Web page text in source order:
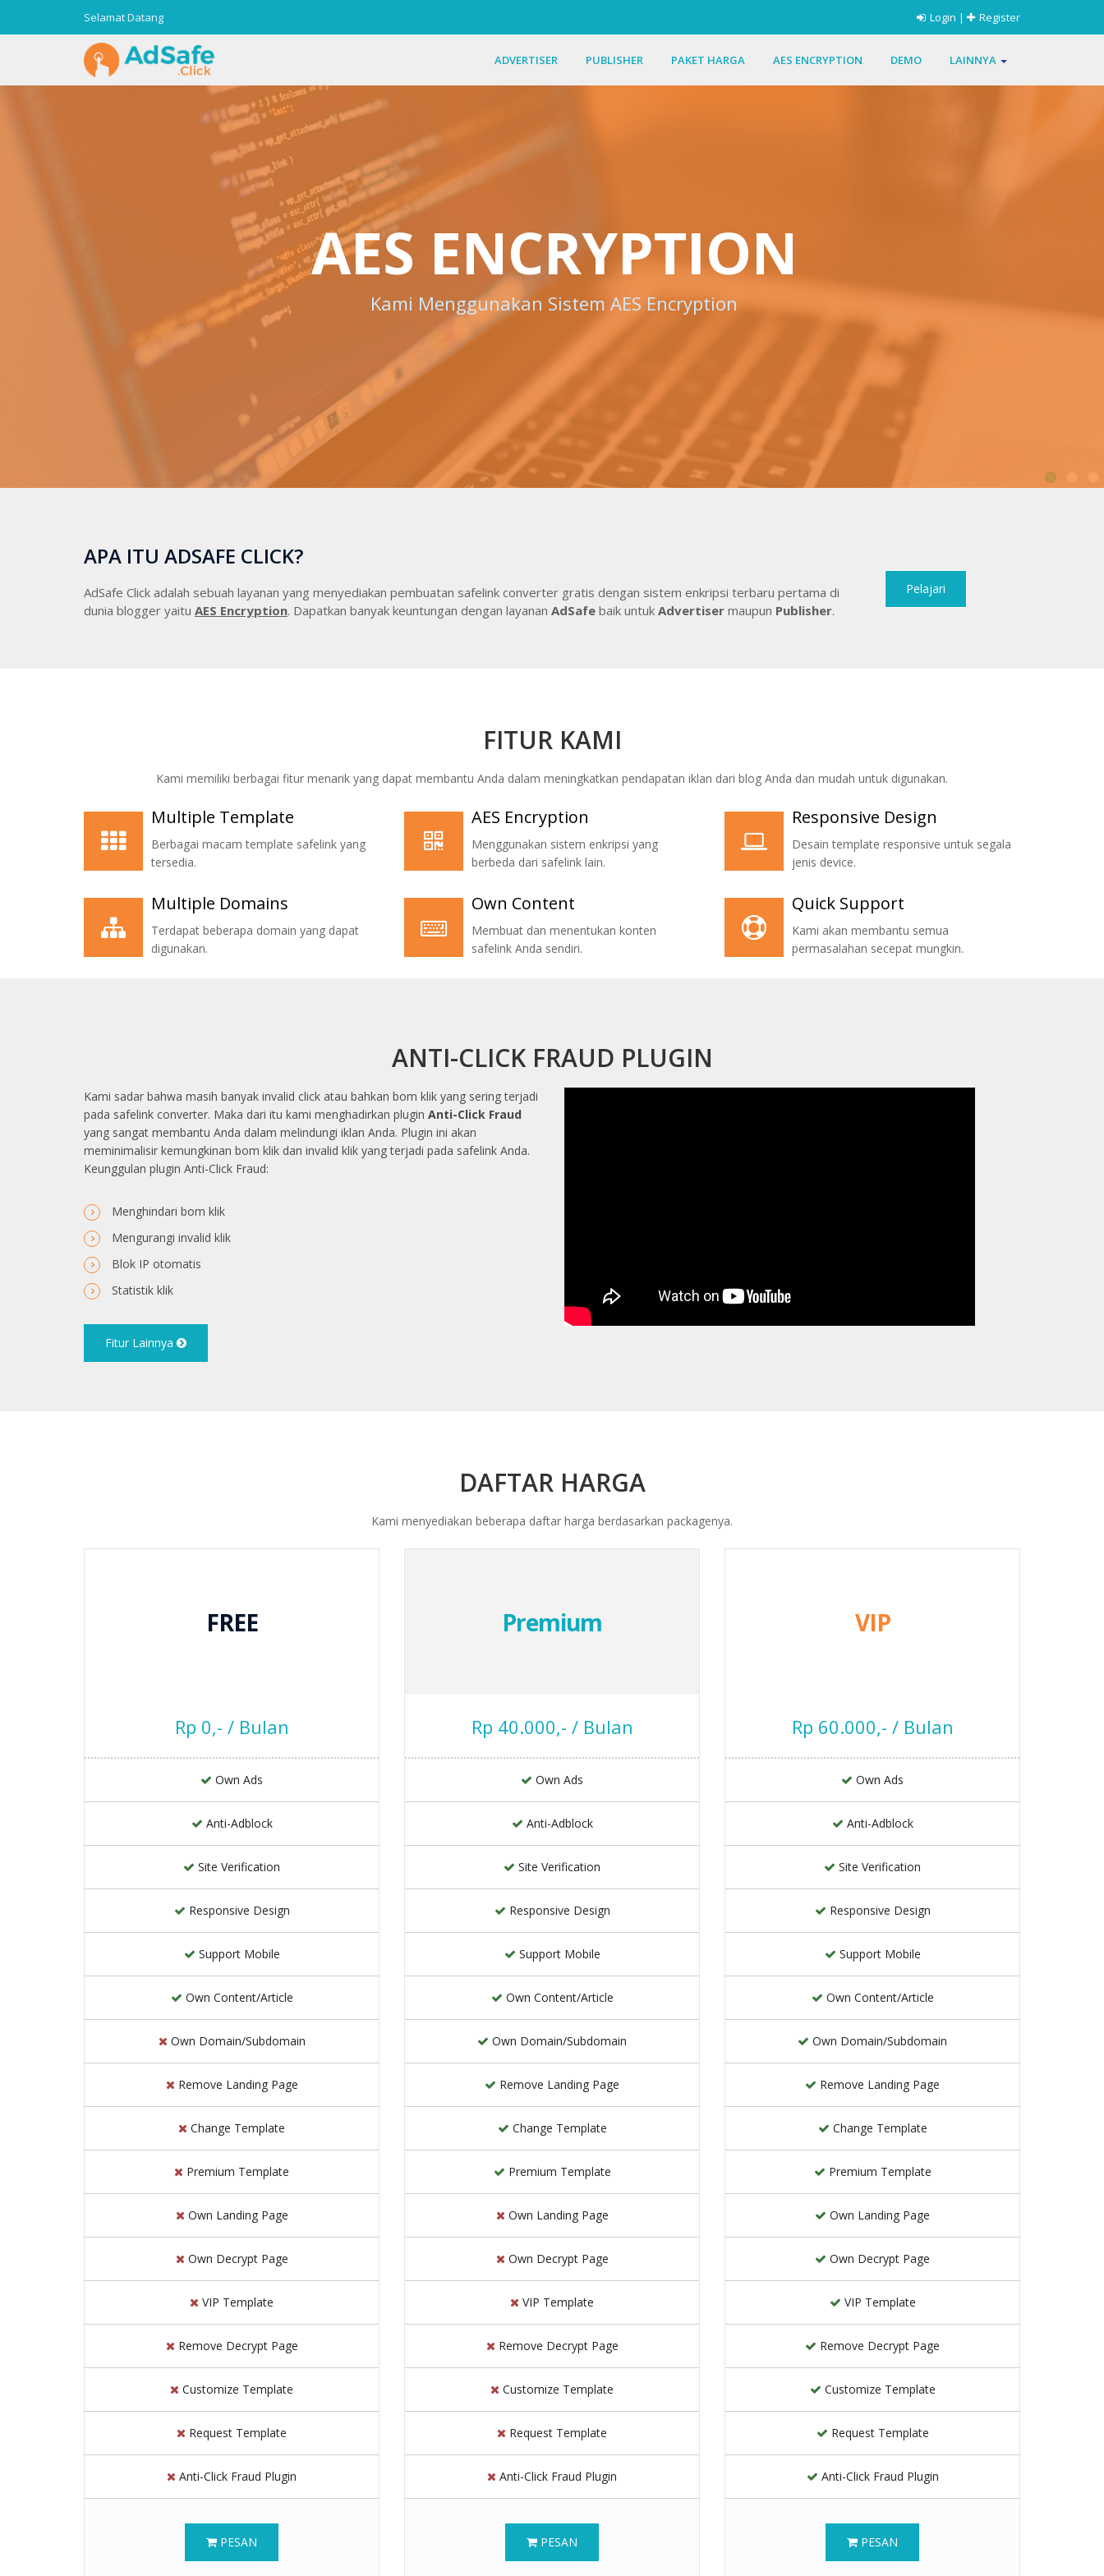
Selamat Datang Login | Register
ADVERTISER PUBLISHER PAKET HARGA AES ENCRYPTION DEMO LAINNYA
AES ENCRYPTION
Kami Menggunakan Sistem AES Encryption
APA ITU ADSAFE CLICK?
AdSafe Click adalah sebuah layanan yang menyediakan pembuatan safelink converter gratis dengan sistem enkripsi terbaru pertama di
dunia blogger yaitu AES Encryption. Dapatkan banyak keuntungan dengan layanan AdSafe baik untuk Advertiser maupun Publisher.
Pelajari
FITUR KAMI
Kami memiliki berbagai fitur menarik yang dapat membantu Anda dalam meningkatkan pendapatan iklan dari blog Anda dan mudah untuk digunakan.
Multiple Template
Berbagai macam template safelink yang
tersedia.
AES Encryption
Menggunakan sistem enkripsi yang
berbeda dari safelink lain.
Responsive Design
Desain template responsive untuk segala
jenis device.
Multiple Domains
Terdapat beberapa domain yang dapat
digunakan.
Own Content
Membuat dan menentukan konten
safelink Anda sendiri.
Quick Support
Kami akan membantu semua
permasalahan secepat mungkin.
ANTI-CLICK FRAUD PLUGIN
Kami sadar bahwa masih banyak invalid click atau bahkan bom klik yang sering terjadi
pada safelink converter. Maka dari itu kami menghadirkan plugin Anti-Click Fraud
yang sangat membantu Anda dalam melindungi iklan Anda. Plugin ini akan
meminimalisir kemungkinan bom klik dan invalid klik yang terjadi pada safelink Anda.
Keunggulan plugin Anti-Click Fraud:
Menghindari bom klik
Mengurangi invalid klik
Blok IP otomatis
Statistik klik
Fitur Lainnya
DAFTAR HARGA
Kami menyediakan beberapa daftar harga berdasarkan packagenya.
FREE
Rp 0,- / Bulan
Own Ads
Anti-Adblock
Site Verification
Responsive Design
Support Mobile
Own Content/Article
Own Domain/Subdomain
Remove Landing Page
Change Template
Premium Template
Own Landing Page
Own Decrypt Page
VIP Template
Remove Decrypt Page
Customize Template
Request Template
Anti-Click Fraud Plugin
PESAN
Premium
Rp 40.000,- / Bulan
Own Ads
Anti-Adblock
Site Verification
Responsive Design
Support Mobile
Own Content/Article
Own Domain/Subdomain
Remove Landing Page
Change Template
Premium Template
Own Landing Page
Own Decrypt Page
VIP Template
Remove Decrypt Page
Customize Template
Request Template
Anti-Click Fraud Plugin
PESAN
VIP
Rp 60.000,- / Bulan
Own Ads
Anti-Adblock
Site Verification
Responsive Design
Support Mobile
Own Content/Article
Own Domain/Subdomain
Remove Landing Page
Change Template
Premium Template
Own Landing Page
Own Decrypt Page
VIP Template
Remove Decrypt Page
Customize Template
Request Template
Anti-Click Fraud Plugin
PESAN